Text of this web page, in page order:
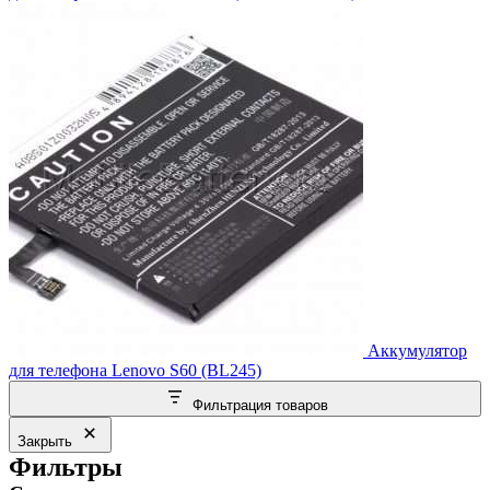
Аккумулятор
для телефона Lenovo S60 (BL245)
Фильтрация товаров
Закрыть
Фильтры